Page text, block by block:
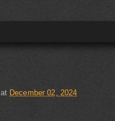
at December 02, 2024